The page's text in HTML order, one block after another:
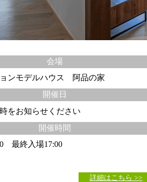
会場
ンモデルハウス 阿品の家
開催日
をお知らせください
開催時間
最終入場17:00
詳細はこちら >>